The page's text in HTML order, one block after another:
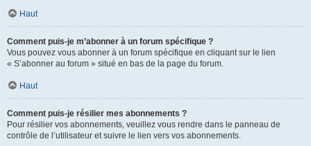
Haut
Comment puis-je m’abonner à un forum spécifique ?
Vous pouvez vous abonner à un forum spécifique en cliquant sur le lien
« S’abonner au forum » situé en bas de la page du forum.
Haut
Comment puis-je résilier mes abonnements ?
Pour résilier vos abonnements, veuillez vous rendre dans le panneau de
contrôle de l’utilisateur et suivre le lien vers vos abonnements.